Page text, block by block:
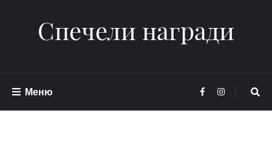
Спечели награди
Меню